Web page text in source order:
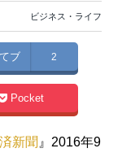
ビジネス・ライフ
ブ 2
Pocket
新聞 』2016年9